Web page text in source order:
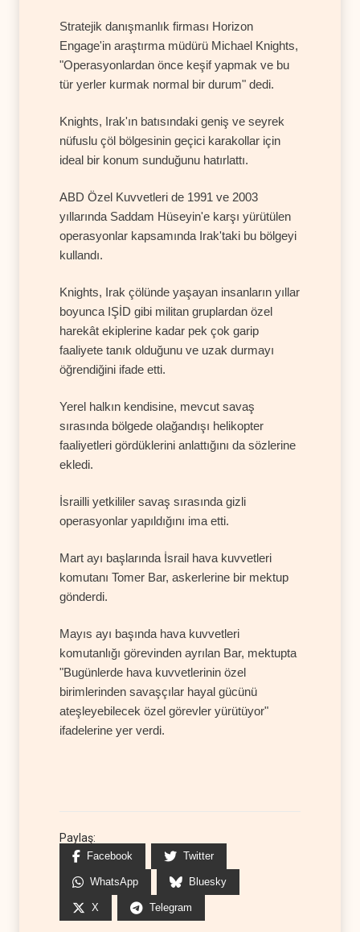
Stratejik danışmanlık firması Horizon
Engage'in araştırma müdürü Michael Knights,
"Operasyonlardan önce keşif yapmak ve bu
tür yerler kurmak normal bir durum" dedi.
Knights, Irak'ın batısındaki geniş ve seyrek
nüfuslu çöl bölgesinin geçici karakollar için
ideal bir konum sunduğunu hatırlattı.
ABD Özel Kuvvetleri de 1991 ve 2003
yıllarında Saddam Hüseyin'e karşı yürütülen
operasyonlar kapsamında Irak'taki bu bölgeyi
kullandı.
Knights, Irak çölünde yaşayan insanların yıllar
boyunca IŞİD gibi militan gruplardan özel
harekât ekiplerine kadar pek çok garip
faaliyete tanık olduğunu ve uzak durmayı
öğrendiğini ifade etti.
Yerel halkın kendisine, mevcut savaş
sırasında bölgede olağandışı helikopter
faaliyetleri gördüklerini anlattığını da sözlerine
ekledi.
İsrailli yetkililer savaş sırasında gizli
operasyonlar yapıldığını ima etti.
Mart ayı başlarında İsrail hava kuvvetleri
komutanı Tomer Bar, askerlerine bir mektup
gönderdi.
Mayıs ayı başında hava kuvvetleri
komutanlığı görevinden ayrılan Bar, mektupta
"Bugünlerde hava kuvvetlerinin özel
birimlerinden savaşçılar hayal gücünü
ateşleyebilecek özel görevler yürütüyor"
ifadelerine yer verdi.
Paylaş:
Facebook Twitter
WhatsApp Bluesky
X Telegram